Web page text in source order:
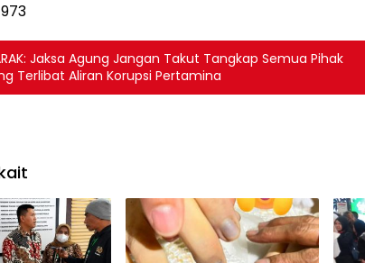
973
Jaksa Agung Jangan Takut Tangkap Semua Pihak
Terlibat Aliran Korupsi Pertamina